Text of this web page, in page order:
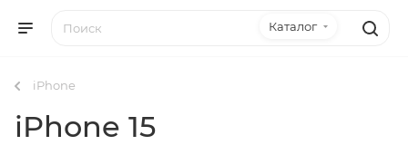
Каталог
iPhone
iPhone 15